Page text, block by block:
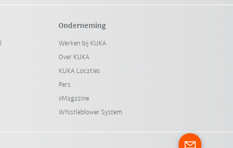
Onderneming
Werken bij KUKA
Over KUKA
KUKA Locaties
Pers
iiMagazine
Whistleblower System